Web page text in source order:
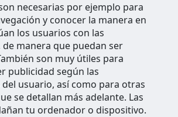
necesarias por ejemplo para
y conocer la manera en
los usuarios con las
manera que puedan ser
son muy útiles para
publicidad según las
usuario, así como para otras
se detallan más adelante. Las
tu ordenador o dispositivo.